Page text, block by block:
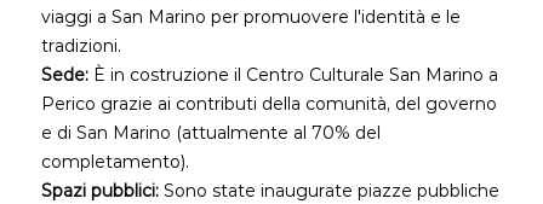
viaggi a San Marino per promuovere l'identità e le
tradizioni.
Sede: È in costruzione il Centro Culturale San Marino a
Perico grazie ai contributi della comunità, del governo
e di San Marino (attualmente al 70% del
completamento).
Spazi pubblici: Sono state inaugurate piazze pubbliche